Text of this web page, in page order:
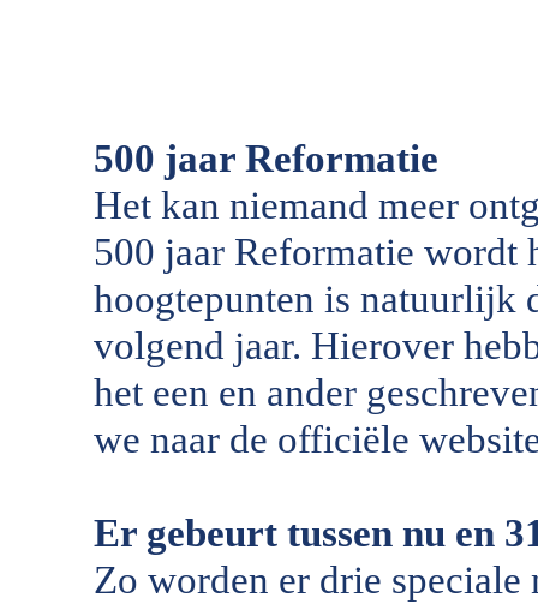
500 jaar Reformatie
Het kan niemand meer
500 jaar Reformatie wordt
hoogtepunten is natuurlijk
volgend jaar. Hierover
het een en ander
we naar de officiële
Er gebeurt tussen nu en
Zo worden er drie